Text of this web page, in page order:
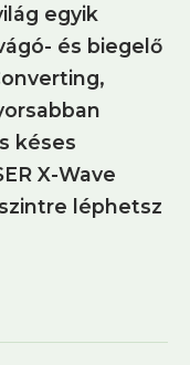
egyik
és biegelő
késes
X-Wave
léphetsz